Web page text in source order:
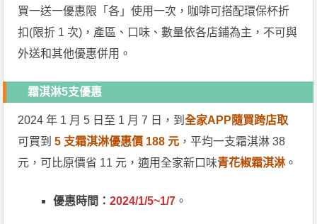
買一送一優惠限「各」使用一次，咖啡可搭配環保杯折
扣(限折 1 次)，產區、口味、數量依各店鋪為主，不可與
外送和其他優惠併用。
霜淇淋5支優惠
2024 年 1 月 5 日至 1 月 7 日，到全家APP隨買跨店取
可買到5 支霜淇淋優惠價 188 元 ，平均一支霜淇淋 38
元，可比原價省 11 元，適用全家新口味青花椒霜淇淋。
優惠時間：2024/1/5~1/7 。